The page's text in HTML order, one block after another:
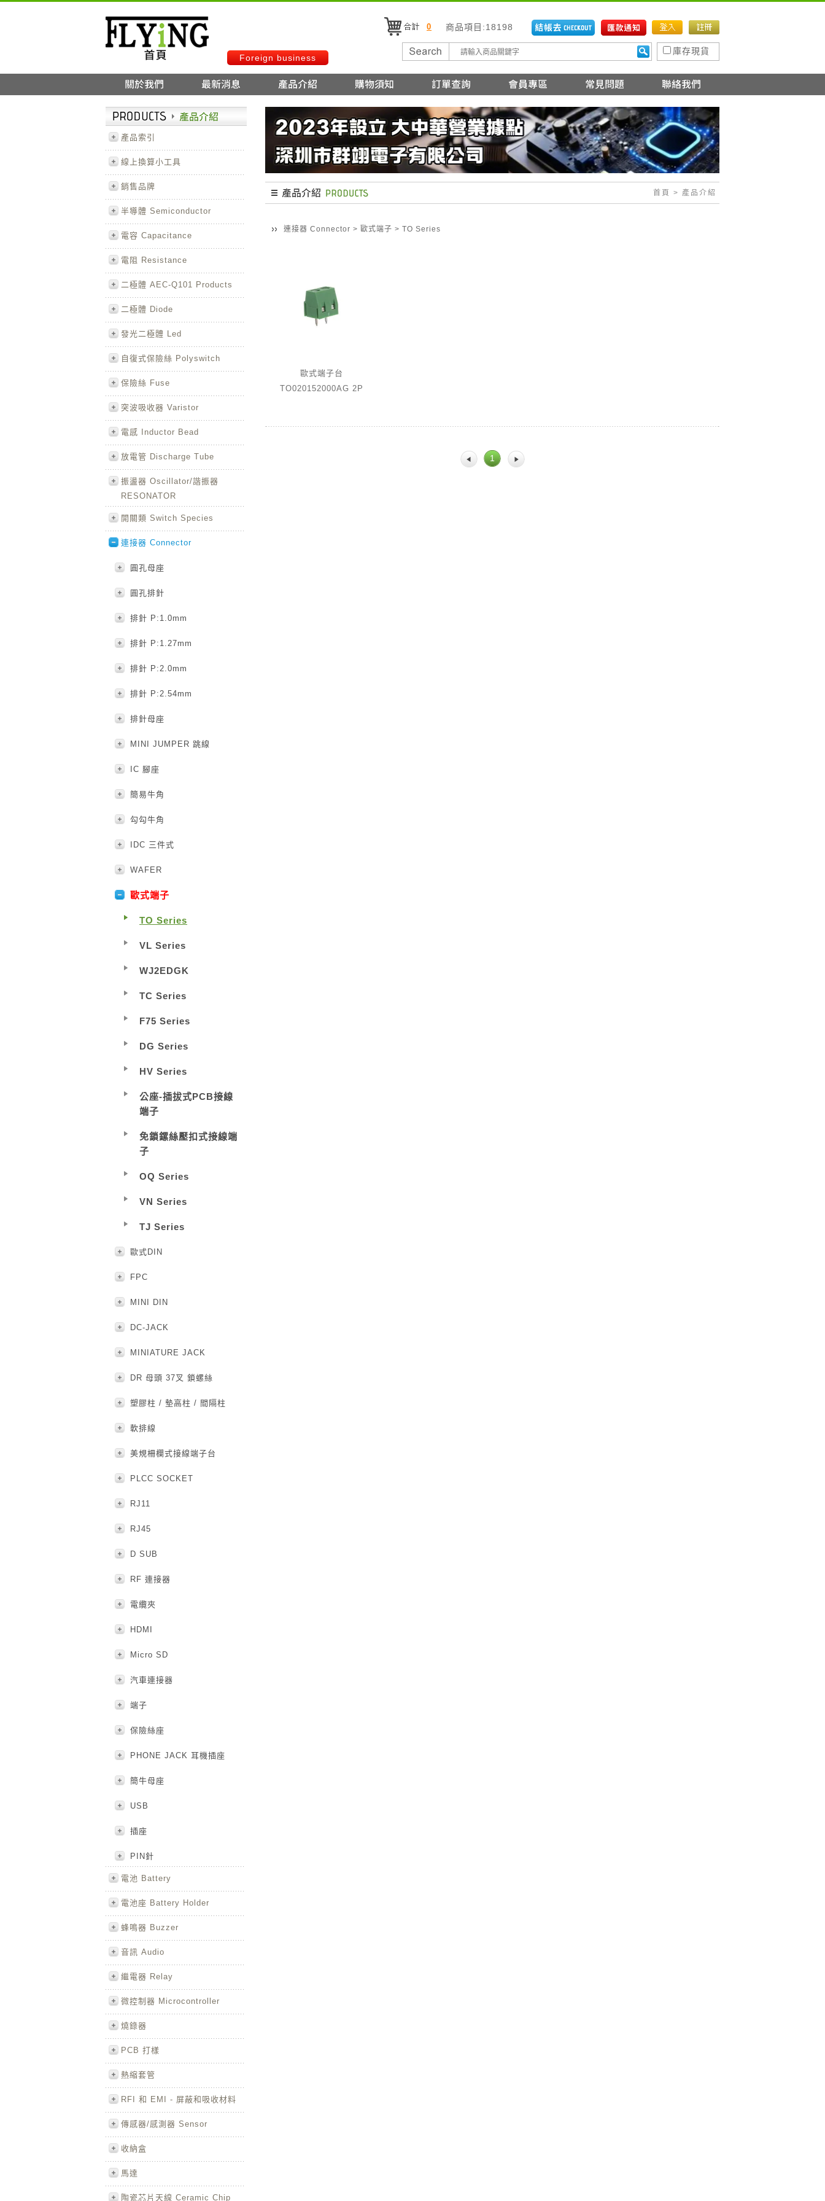
0 商品項目:18198
Foreign business
庫存現貨
產品索引
線上換算小工具
銷售品牌
半導體 Semiconductor
電容 Capacitance
電阻 Resistance
二極體 AEC-Q101 Products
二極體 Diode
發光二極體 Led
自復式保險絲 Polyswitch
保險絲 Fuse
突波吸收器 Varistor
電感 Inductor Bead
放電管 Discharge Tube
振盪器 Oscillator/諧振器
RESONATOR
開關類 Switch Species
連接器 Connector
圓孔母座
圓孔排針
排針 P:1.0mm
排針 P:1.27mm
排針 P:2.0mm
排針 P:2.54mm
排針母座
MINI JUMPER 跳線
IC 腳座
簡易牛角
勾勾牛角
IDC 三件式
WAFER
歐式端子
TO Series
VL Series
WJ2EDGK
TC Series
F75 Series
DG Series
HV Series
公座-插拔式PCB接線
端子
免鎖鏍絲壓扣式接線端
子
OQ Series
VN Series
TJ Series
歐式DIN
FPC
MINI DIN
DC-JACK
MINIATURE JACK
DR 母頭 37叉 鎖螺絲
塑膠柱 / 墊高柱 / 間隔柱
軟排線
美規柵欄式接線端子台
PLCC SOCKET
RJ11
RJ45
D SUB
RF 連接器
電纜夾
HDMI
Micro SD
汽車連接器
端子
保險絲座
PHONE JACK 耳機插座
簡牛母座
USB
插座
PIN針
電池 Battery
電池座 Battery Holder
蜂鳴器 Buzzer
音訊 Audio
繼電器 Relay
微控制器 Microcontroller
燒錄器
PCB 打樣
熱縮套管
RFI 和 EMI - 屏蔽和吸收材料
傳感器/感測器 Sensor
收納盒
馬達
陶瓷芯片天線 Ceramic Chip
首頁 > 產品介紹
連接器 Connector > 歐式端子 > TO Series
歐式端子台
TO020152000AG 2P
1